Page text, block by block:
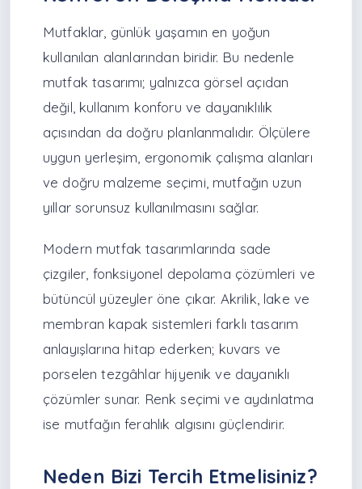
Mutfaklar, günlük yaşamın en yoğun
kullanılan alanlarından biridir. Bu nedenle
mutfak tasarımı; yalnızca görsel açıdan
değil, kullanım konforu ve dayanıklılık
açısından da doğru planlanmalıdır. Ölçülere
uygun yerleşim, ergonomik çalışma alanları
ve doğru malzeme seçimi, mutfağın uzun
yıllar sorunsuz kullanılmasını sağlar.
Modern mutfak tasarımlarında sade
çizgiler, fonksiyonel depolama çözümleri ve
bütüncül yüzeyler öne çıkar. Akrilik, lake ve
membran kapak sistemleri farklı tasarım
anlayışlarına hitap ederken; kuvars ve
porselen tezgâhlar hijyenik ve dayanıklı
çözümler sunar. Renk seçimi ve aydınlatma
ise mutfağın ferahlık algısını güçlendirir.
Neden Bizi Tercih Etmelisiniz?